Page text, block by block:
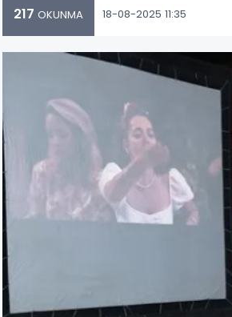
217 OKUNMA 18-08-2025 11:35